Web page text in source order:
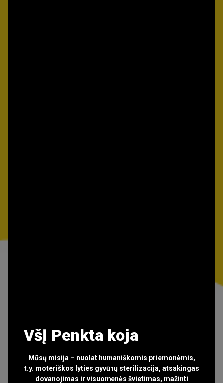
VšĮ Penkta koja
Mūsų misija – nuolat humaniškomis priemonėmis,
t.y. moteriškos lyties gyvūnų sterilizacija, atsakingas
dovanojimas ir visuomenės švietimas, mažinti